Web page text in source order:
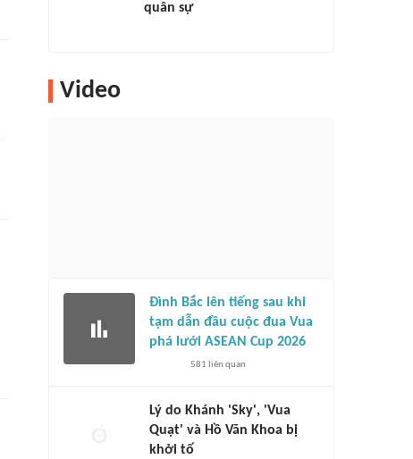
quân sự
Video
Đình Bắc lên tiếng sau khi
tạm dẫn đầu cuộc đua Vua
phá lưới ASEAN Cup 2026
581 liên quan
Lý do Khánh 'Sky', 'Vua
Quạt' và Hồ Văn Khoa bị
khởi tố